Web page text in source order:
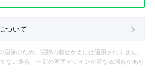
ついて
像のため、実際の着せかえには適用されません。
ない場合、一部の画面デザインが異なる場合があり